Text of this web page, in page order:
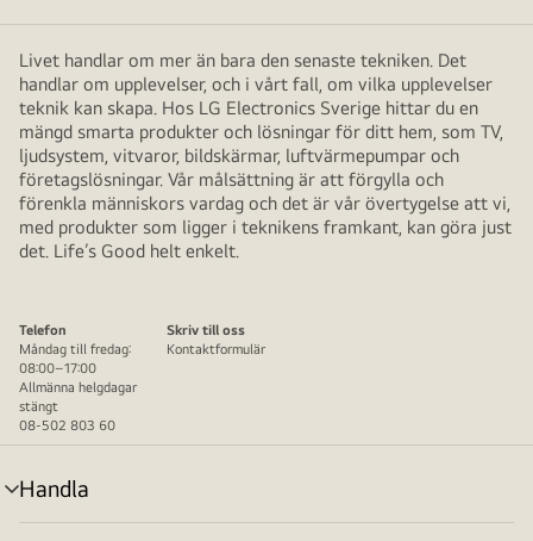
Livet handlar om mer än bara den senaste tekniken. Det
handlar om upplevelser, och i vårt fall, om vilka upplevelser
teknik kan skapa. Hos LG Electronics Sverige hittar du en
mängd smarta produkter och lösningar för ditt hem, som TV,
ljudsystem, vitvaror, bildskärmar, luftvärmepumpar och
företagslösningar. Vår målsättning är att förgylla och
förenkla människors vardag och det är vår övertygelse att vi,
med produkter som ligger i teknikens framkant, kan göra just
det. Life’s Good helt enkelt.
Telefon
Måndag till fredag:
08:00–17:00
Allmänna helgdagar
stängt
08-502 803 60
Skriv till oss
Kontaktformulär
Handla
menyväxling